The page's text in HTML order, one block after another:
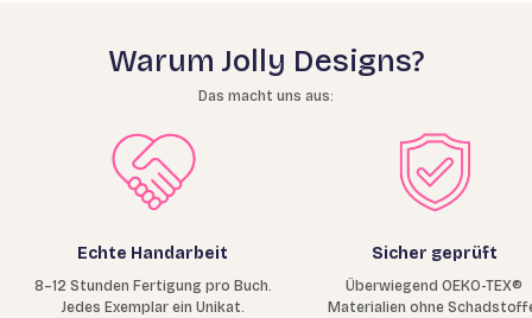
Warum Jolly Designs?
Das macht uns aus:
Echte Handarbeit
8–12 Stunden Fertigung pro Buch.
Jedes Exemplar ein Unikat.
Sicher geprüft
Überwiegend OEKO-TEX®
Materialien ohne